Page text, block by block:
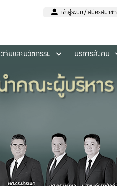
เข้าสู่ระบบ / สมัครสมาชิก
วิจัยและนวัตกรรม บริการสังคม